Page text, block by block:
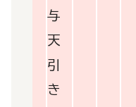
与
天
引
き